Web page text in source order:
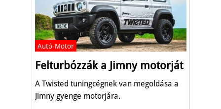
Autó-Motor
Felturbózzák a Jimny motorját
A Twisted tuningcégnek van megoldása a
Jimny gyenge motorjára.